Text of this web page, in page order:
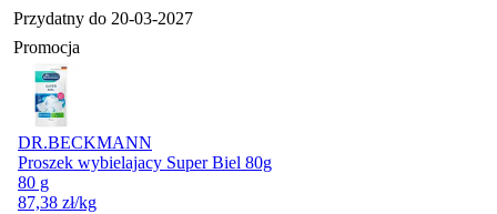
Przydatny do 20-03-2027
Promocja
DR.BECKMANN
Proszek wybielajacy Super Biel 80g
80 g
87,38 zł/kg